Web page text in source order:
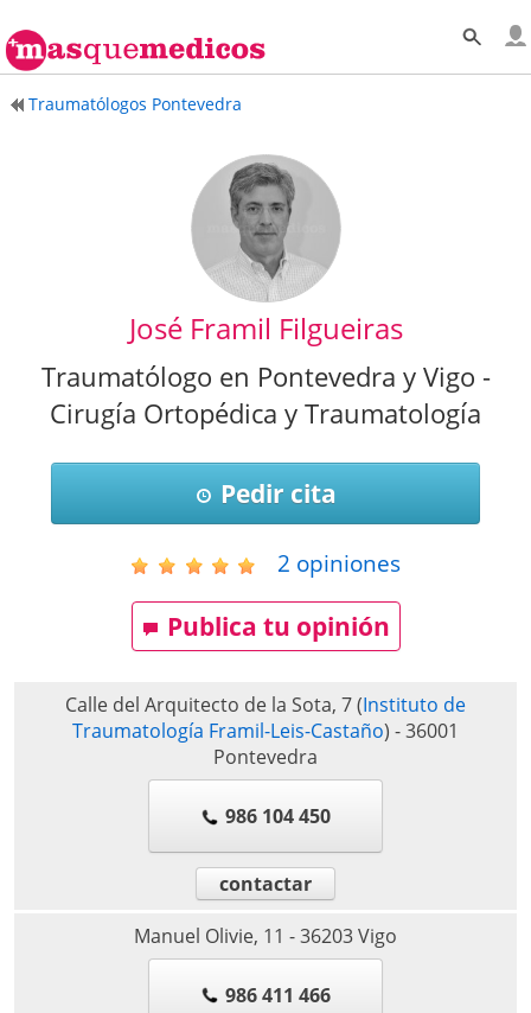
Traumatólogos Pontevedra
José Framil Filgueiras
Traumatólogo en Pontevedra y Vigo -
Cirugía Ortopédica y Traumatología
Pedir cita
2 opiniones
Publica tu opinión
Calle del Arquitecto de la Sota, 7(Instituto de
Traumatología Framil-Leis-Castaño) -36001
Pontevedra
986 104 450
contactar
Manuel Olivie, 11 -36203Vigo
986 411 466